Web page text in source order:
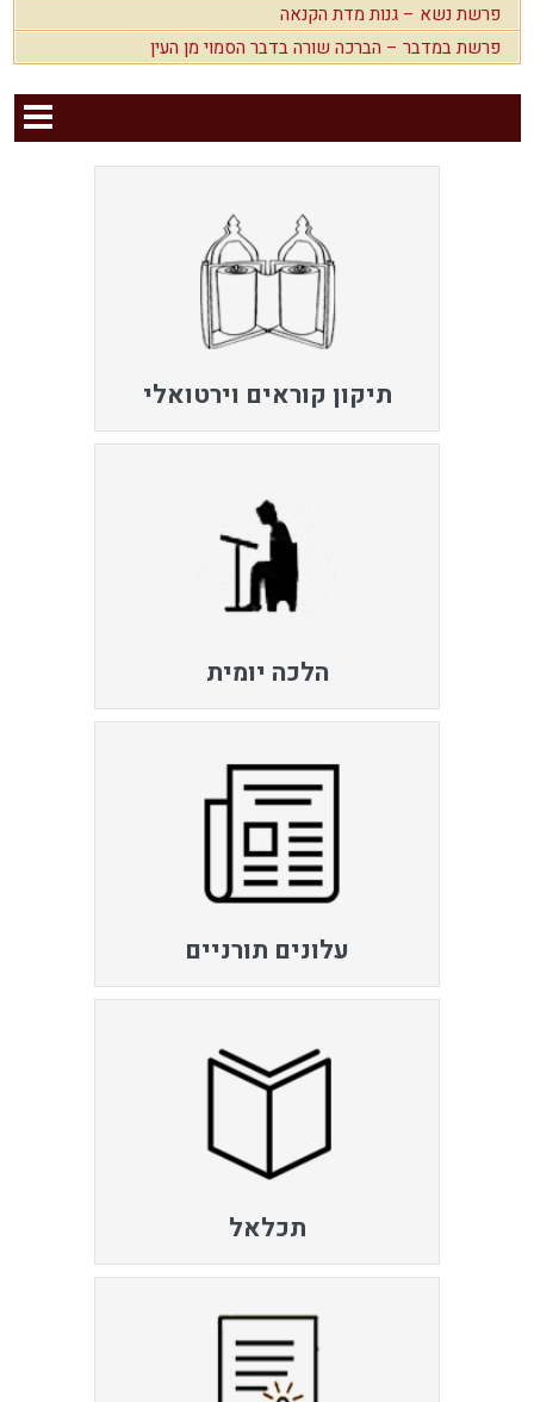
פרשת נשא – גנות מדת הקנאה
פרשת במדבר – הברכה שורה בדבר הסמוי מן העין
תיקון קוראים וירטואלי
הלכה יומית
עלונים תורניים
תכלאל